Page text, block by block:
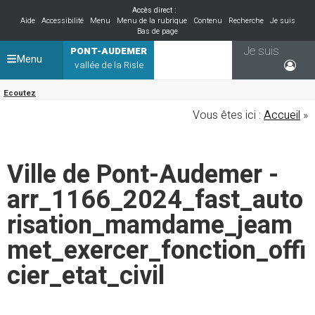
Accès direct :
Aide
Accessibilité Menu Menu de la rubrique Contenu Recherche
Je suis
Bas de page
PONT-AUDEMER
vallée de la Risle
Ecoutez
Je suis
Menu
Vous êtes ici : Accueil »
Ville de Pont-Audemer -
arr_1166_2024_fast_auto
risation_mamdame_jeam
met_exercer_fonction_offi
cier_etat_civil